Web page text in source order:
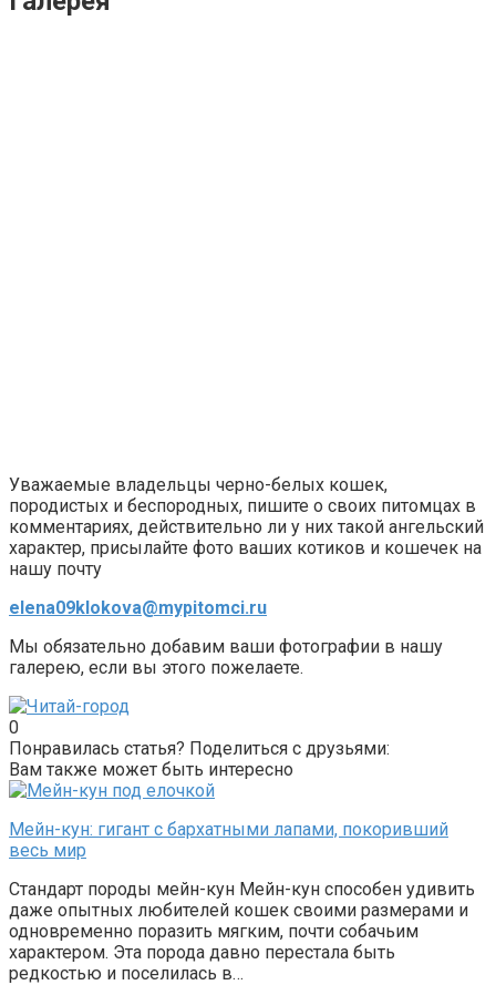
Уважаемые владельцы черно-белых кошек,
породистых и беспородных, пишите о своих питомцах в
комментариях, действительно ли у них такой ангельский
характер, присылайте фото ваших котиков и кошечек на
нашу почту
elena09klokova@mypitomci.ru
Мы обязательно добавим ваши фотографии в нашу
галерею, если вы этого пожелаете.
0
Понравилась статья? Поделиться с друзьями:
Вам также может быть интересно
Мейн-кун: гигант с бархатными лапами, покоривший
весь мир
Стандарт породы мейн-кун Мейн-кун способен удивить
даже опытных любителей кошек своими размерами и
одновременно поразить мягким, почти собачьим
характером. Эта порода давно перестала быть
редкостью и поселилась в…